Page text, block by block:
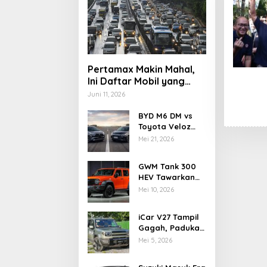
Pertamax Makin Mahal,
Ini Daftar Mobil yang
Masih Aman Pakai
Juni 11, 2026
BYD M6 DM vs
Toyota Veloz
Hybrid, Adu
Elektrifikasi
Mei 21, 2026
GWM Tank 300
HEV Tawarkan
Tenaga Hybrid
Mei 10, 2026
iCar V27 Tampil
Gagah, Padukan
Gaya Off-Road
Mei 5, 2026